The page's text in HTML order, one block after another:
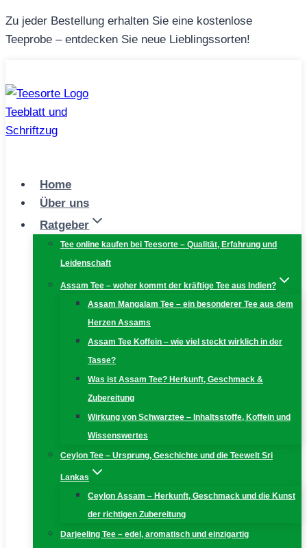
Zum
Inhalt
Zu jeder Bestellung erhalten Sie eine kostenlose
Teeprobe – entdecken Sie neue Lieblingssorten!
Home
Über uns
Ratgeber
Tee online kaufen bei Teesorte – Qualität, Erfahrung und
Leidenschaft
Assam Tee – woher kommt der kräftige Tee aus Indien?
Assam Mangalam Tee – ein besonderer Tee aus dem
Herzen Assams
Assam Tee Koffein – wie viel steckt wirklich in der
Tasse?
Was ist Assam Tee? Herkunft, Geschmack &
Zubereitung
Wirkung von Schwarztee – Inhaltsstoffe, Koffein und
Wissenswertes
Ceylon Tee – Ursprung, Geschichte und die Teewelt Sri
Lankas
Ceylon Assam – Herkunft, Geschmack und die Kunst
der richtigen Zubereitung
Darjeeling Tee – edel, aromatisch und einzigartig